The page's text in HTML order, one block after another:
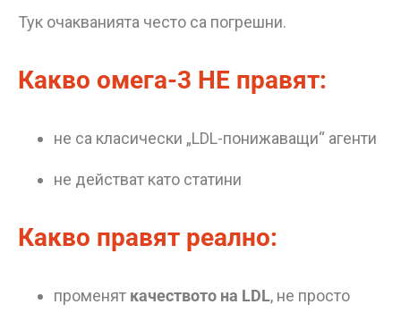
Тук очакванията често са погрешни.
Какво омега-3 НЕ правят:
не са класически „LDL-понижаващи“ агенти
не действат като статини
Какво правят реално:
променят качеството на LDL, не просто